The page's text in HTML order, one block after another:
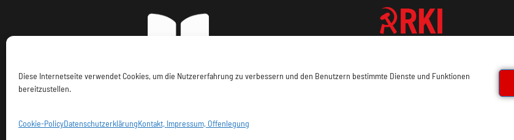
Diese Internetseite verwendet Cookies, um die Nutzererfahrung zu verbessern und den Benutzern bestimmte Dienste und Funktionen
bereitzustellen.
Cookie-PolicyDatenschutzerklärungKontakt, Impressum, Offenlegung
Datenschutz